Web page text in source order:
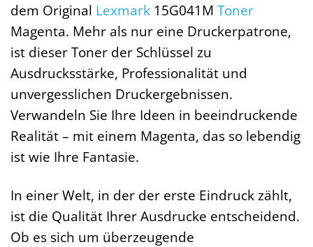
dem Original Lexmark 15G041M Toner
Magenta. Mehr als nur eine Druckerpatrone,
ist dieser Toner der Schlüssel zu
Ausdrucksstärke, Professionalität und
unvergesslichen Druckergebnissen.
Verwandeln Sie Ihre Ideen in beeindruckende
Realität – mit einem Magenta, das so lebendig
ist wie Ihre Fantasie.
In einer Welt, in der der erste Eindruck zählt,
ist die Qualität Ihrer Ausdrucke entscheidend.
Ob es sich um überzeugende